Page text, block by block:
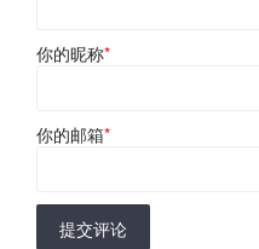
你的昵称*
你的邮箱*
提交评论